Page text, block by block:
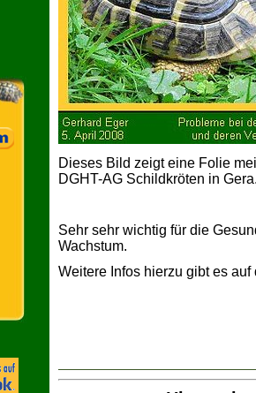
Dieses Bild zeigt eine Folie
DGHT-AG Schildkröten in
Sehr sehr wichtig für die
Wachstum.
Weitere Infos hierzu gibt es